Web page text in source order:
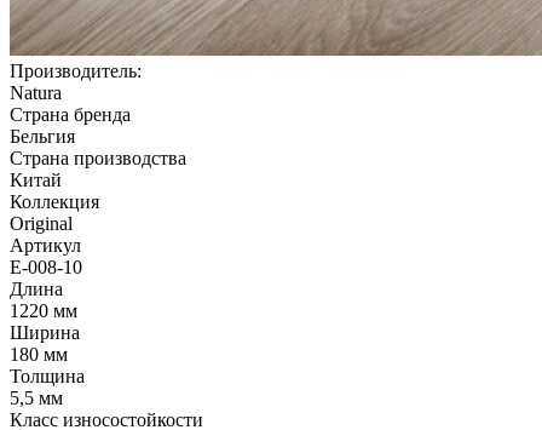
Производитель:
Natura
Страна бренда
Бельгия
Страна производства
Китай
Коллекция
Original
Артикул
E-008-10
Длина
1220 мм
Ширина
180 мм
Толщина
5,5 мм
Класс износостойкости